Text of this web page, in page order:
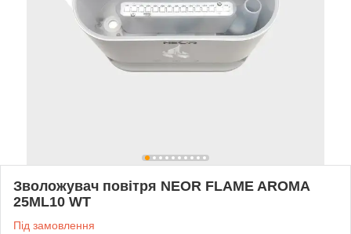
Зволожувач повітря NEOR FLAME AROMA
25ML10 WT
Під замовлення